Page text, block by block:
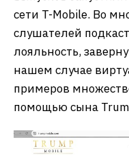
сети T-Mobile. Во
слушателей
лояльность,
нашем случае
примеров
помощью сына